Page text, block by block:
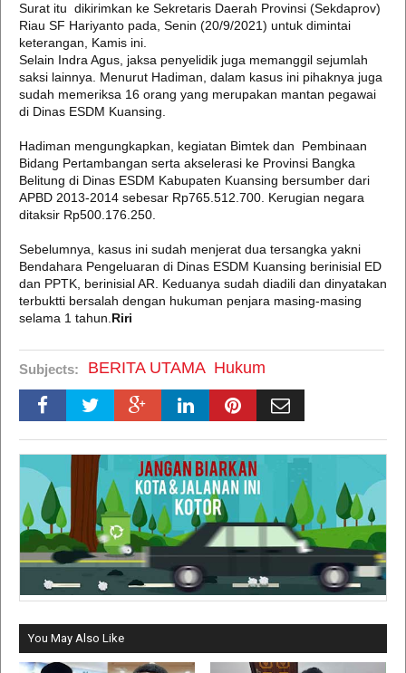
Surat itu dikirimkan ke Sekretaris Daerah Provinsi (Sekdaprov)
Riau SF Hariyanto pada, Senin (20/9/2021) untuk dimintai
keterangan, Kamis ini.
Selain Indra Agus, jaksa penyelidik juga memanggil sejumlah
saksi lainnya. Menurut Hadiman, dalam kasus ini pihaknya juga
sudah memeriksa 16 orang yang merupakan mantan pegawai
di Dinas ESDM Kuansing.
Hadiman mengungkapkan, kegiatan Bimtek dan Pembinaan
Bidang Pertambangan serta akselerasi ke Provinsi Bangka
Belitung di Dinas ESDM Kabupaten Kuansing bersumber dari
APBD 2013-2014 sebesar Rp765.512.700. Kerugian negara
ditaksir Rp500.176.250.
Sebelumnya, kasus ini sudah menjerat dua tersangka yakni
Bendahara Pengeluaran di Dinas ESDM Kuansing berinisial ED
dan PPTK, berinisial AR. Keduanya sudah diadili dan dinyatakan
terbuktti bersalah dengan hukuman penjara masing-masing
selama 1 tahun. Riri
Subjects: BERITA UTAMA Hukum
You May Also Like